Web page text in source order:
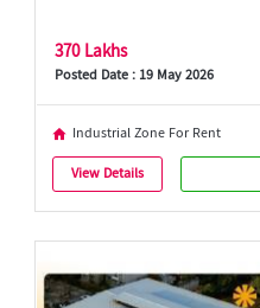
370 Lakhs
Posted Date : 19 May 2026
Industrial Zone For Rent
View Details